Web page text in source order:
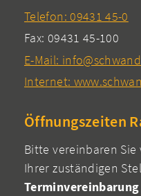
Telefon: 09431 45-0
Fax: 09431 45-100
E-Mail:
Internet:
Öffnungszeiten
Bitte vereinbaren
Ihrer zuständigen
Terminvereinbarung